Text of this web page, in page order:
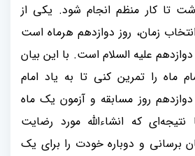
تا کار منظم انجام شود. یکی از
زمان، روز دوازدهم هرماه است
علیه السلام است. با این بیان
ماه را تمرین کنی تا به یاد امام
روز مسابقه و آزمون یک ماه
نتیجه‌ای که انشاءالله مورد رضایت
برسانی و دوباره خودت را برای یک